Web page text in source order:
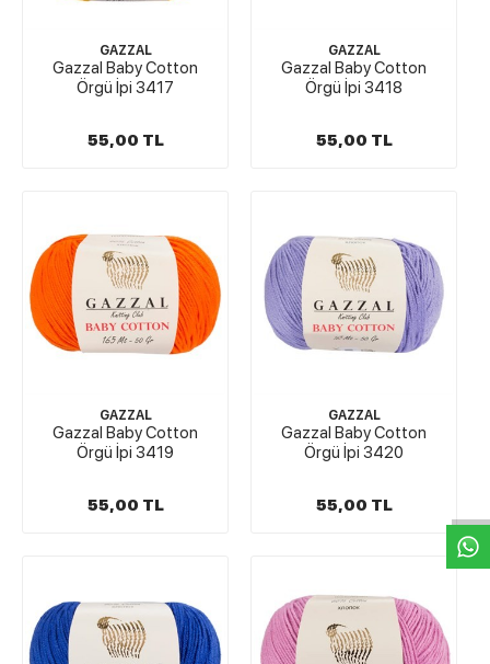
GAZZAL
Gazzal Baby Cotton
Örgü İpi 3417
55,00 TL
GAZZAL
Gazzal Baby Cotton
Örgü İpi 3418
55,00 TL
GAZZAL
Gazzal Baby Cotton
Örgü İpi 3419
55,00 TL
GAZZAL
Gazzal Baby Cotton
Örgü İpi 3420
55,00 TL